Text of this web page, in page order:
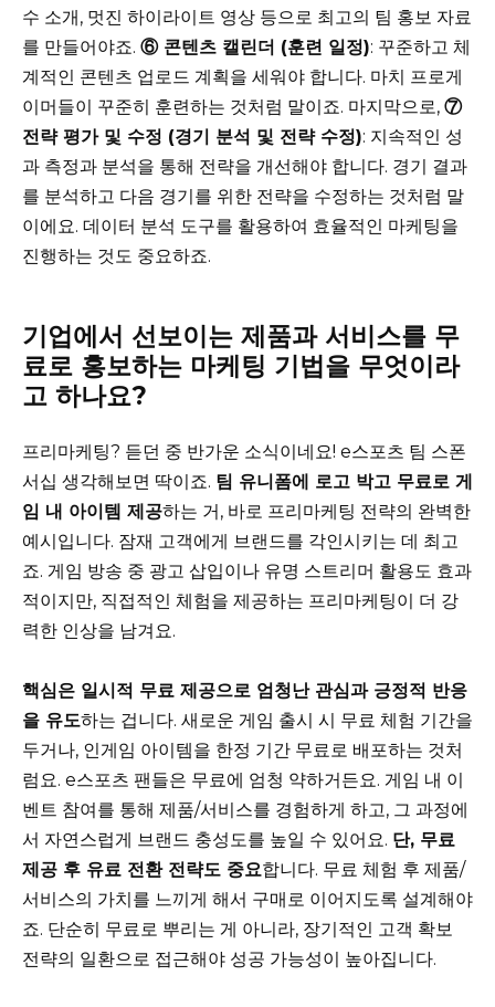
수 소개, 멋진 하이라이트 영상 등으로 최고의 팀 홍보 자료
를 만들어야죠. ⑥ 콘텐츠 캘린더 (훈련 일정): 꾸준하고 체
계적인 콘텐츠 업로드 계획을 세워야 합니다. 마치 프로게
이머들이 꾸준히 훈련하는 것처럼 말이죠. 마지막으로, ⑦
전략 평가 및 수정 (경기 분석 및 전략 수정): 지속적인 성
과 측정과 분석을 통해 전략을 개선해야 합니다. 경기 결과
를 분석하고 다음 경기를 위한 전략을 수정하는 것처럼 말
이에요. 데이터 분석 도구를 활용하여 효율적인 마케팅을
진행하는 것도 중요하죠.
기업에서 선보이는 제품과 서비스를 무
료로 홍보하는 마케팅 기법을 무엇이라
고 하나요?
프리마케팅? 듣던 중 반가운 소식이네요! e스포츠 팀 스폰
서십 생각해보면 딱이죠. 팀 유니폼에 로고 박고 무료로 게
임 내 아이템 제공하는 거, 바로 프리마케팅 전략의 완벽한
예시입니다. 잠재 고객에게 브랜드를 각인시키는 데 최고
죠. 게임 방송 중 광고 삽입이나 유명 스트리머 활용도 효과
적이지만, 직접적인 체험을 제공하는 프리마케팅이 더 강
력한 인상을 남겨요.
핵심은 일시적 무료 제공으로 엄청난 관심과 긍정적 반응
을 유도하는 겁니다. 새로운 게임 출시 시 무료 체험 기간을
두거나, 인게임 아이템을 한정 기간 무료로 배포하는 것처
럼요. e스포츠 팬들은 무료에 엄청 약하거든요. 게임 내 이
벤트 참여를 통해 제품/서비스를 경험하게 하고, 그 과정에
서 자연스럽게 브랜드 충성도를 높일 수 있어요. 단, 무료
제공 후 유료 전환 전략도 중요합니다. 무료 체험 후 제품/
서비스의 가치를 느끼게 해서 구매로 이어지도록 설계해야
죠. 단순히 무료로 뿌리는 게 아니라, 장기적인 고객 확보
전략의 일환으로 접근해야 성공 가능성이 높아집니다.